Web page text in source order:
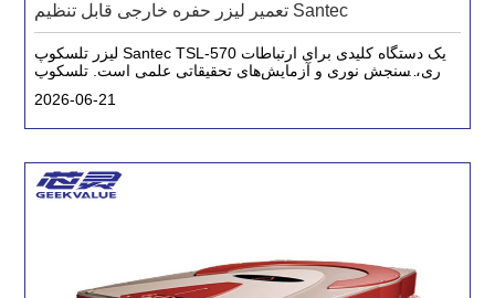
تعمیر لیزر حفره خارجی قابل تنظیم Santec
لیزر تلسکوپ Santec TSL-570 یک دستگاه کلیدی برای ارتباطات
نوری، سنجش نوری و آزمایش‌های تحقیقاتی علمی است. تلسکوپ
2026-06-21